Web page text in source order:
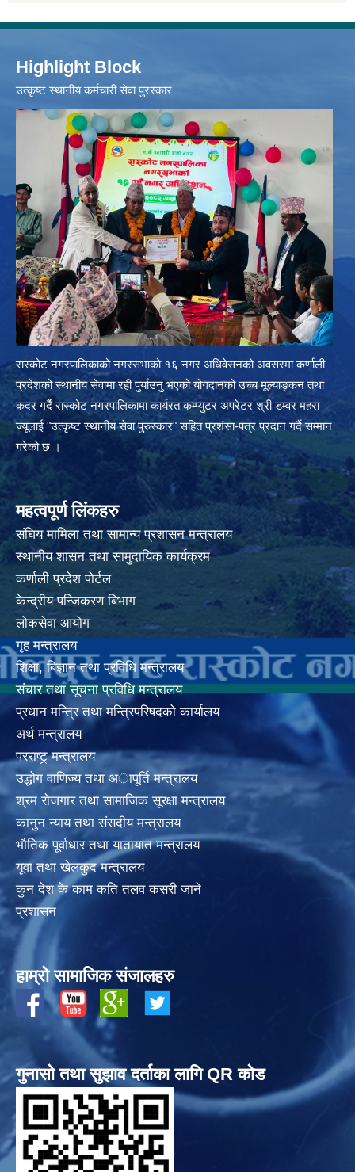
Highlight Block
उत्‍कृष्ट स्थानीय कर्मचारी सेवा पुरस्कार
रास्कोट नगरपालिकाको नगरसभाको १६ नगर अधिवेसनको अवसरमा कर्णाली
प्रदेशको स्थानीय सेवामा रही पुर्याउनु भएको योगदानको उच्च मूल्याङ्कन तथा
कदर गर्दै रास्कोट नगरपालिकामा कार्यरत कम्प्युटर अपरेटर श्री डम्वर महरा
ज्यूलाई "उत्कृष्ट स्थानीय सेवा पुरुस्कार" सहित प्रशंसा-पत्र प्रदान गर्दै सम्मान
गरेको छ ।
महत्वपूर्ण लिंकहरु
संघिय मामिला तथा सामान्य प्रशासन मन्त्रालय
स्थानीय शासन तथा सामुदायिक कार्यक्रम
कर्णाली प्रदेश पोर्टल
केन्द्रीय पन्जिकरण बिभाग
लोकसेवा आयोग
गृह मन्त्रालय
शिक्षा, बिज्ञान तथा प्रविधि मन्त्रालय
संचार तथा सूचना प्रविधि मन्त्रालय
प्रधान मन्त्रि तथा मन्त्रिपरिषदको कार्यालय
अर्थ मन्त्रालय
परराष्ट्र् मन्त्रालय
उद्धोग वाणिज्य तथा अापूर्ति मन्त्रालय
श्रम रोजगार तथा सामाजिक सूरक्षा मन्त्रालय
कानुन न्याय तथा संसदीय मन्त्रालय
भाैतिक पूर्वाधार तथा यातायात मन्त्रालय
यूवा तथा खेलकुद मन्त्रालय
कुन देश के काम कति तलव कसरी जाने
प्रशासन
हाम्रो सामाजिक संजालहरु
गुनासो तथा सुझाव दर्ताका लागि QR कोड